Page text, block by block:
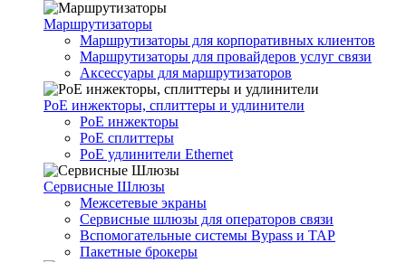
Маршрутизаторы
Маршрутизаторы для корпоративных клиентов
Маршрутизаторы для провайдеров услуг связи
Аксессуары для маршрутизаторов
PoE инжекторы, сплиттеры и удлинители
PoE инжекторы
PoE сплиттеры
PoE удлинители Ethernet
Сервисные Шлюзы
Межсетевые экраны
Сервисные шлюзы для операторов связи
Вспомогательные системы Bypass и TAP
Пакетные брокеры